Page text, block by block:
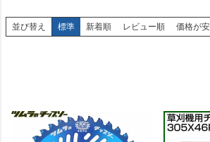
並び替え 標準 新着順 レビュー順 価格が